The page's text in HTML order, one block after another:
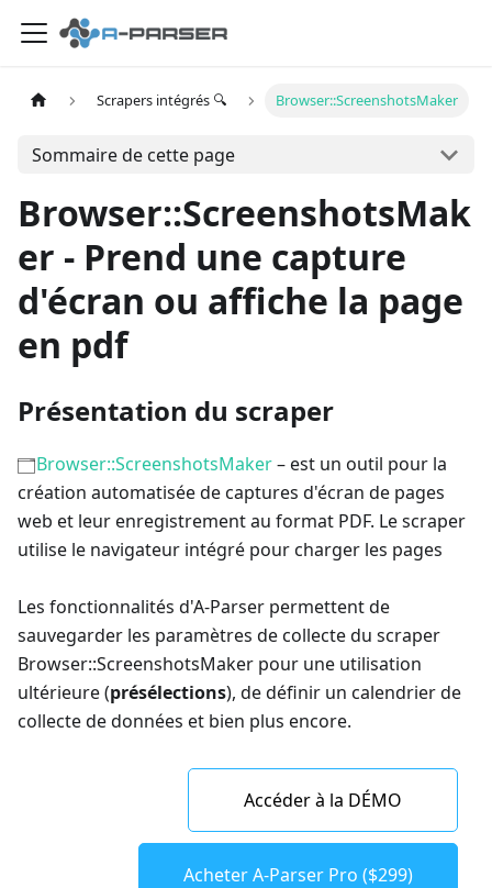
Scrapers intégrés 🔍 Browser::ScreenshotsMaker
Sommaire de cette page
Browser::ScreenshotsMak
er - Prend une capture
d'écran ou affiche la page
en pdf
Présentation du scraper
Browser::ScreenshotsMaker– est un outil pour la
création automatisée de captures d'écran de pages
web et leur enregistrement au format PDF. Le scraper
utilise le navigateur intégré pour charger les pages
Les fonctionnalités d'A-Parser permettent de
sauvegarder les paramètres de collecte du scraper
Browser::ScreenshotsMaker pour une utilisation
ultérieure (présélections), de définir un calendrier de
collecte de données et bien plus encore.
Accéder à la DÉMO
Acheter A-Parser Pro ($299)